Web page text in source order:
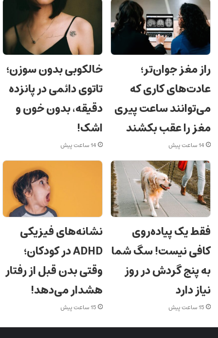
راز مغز جوان‌تر؛
عادت‌های کاری که
می‌توانند ساعت پیری
مغز را عقب بکشند
14 ساعت پیش
خالکوبی بدون سوزن؛
تاتوی دائمی در پانزده
دقیقه، بدون خون و
اشک!
14 ساعت پیش
فقط یک پیاده‌روی
کافی نیست! سگ شما
به پنج گردش در روز
نیاز دارد
15 ساعت پیش
نشانه‌های فیزیکی
ADHD در کودکان؛
وقتی بدن قبل از رفتار
هشدار می‌دهد!
15 ساعت پیش